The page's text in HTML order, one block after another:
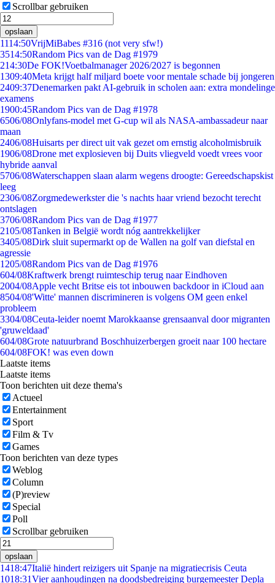
Scrollbar gebruiken
opslaan
1114:50VrijMiBabes #316 (not very sfw!)
3514:50Random Pics van de Dag #1979
214:30De FOK!Voetbalmanager 2026/2027 is begonnen
1309:40Meta krijgt half miljard boete voor mentale schade bij jongeren
2409:37Denemarken pakt AI-gebruik in scholen aan: extra mondelinge
examens
1900:45Random Pics van de Dag #1978
6506/08Onlyfans-model met G-cup wil als NASA-ambassadeur naar
maan
2406/08Huisarts per direct uit vak gezet om ernstig alcoholmisbruik
1906/08Drone met explosieven bij Duits vliegveld voedt vrees voor
hybride aanval
5706/08Waterschappen slaan alarm wegens droogte: Gereedschapskist
leeg
2306/08Zorgmedewerkster die 's nachts haar vriend bezocht terecht
ontslagen
3706/08Random Pics van de Dag #1977
2105/08Tanken in België wordt nóg aantrekkelijker
3405/08Dirk sluit supermarkt op de Wallen na golf van diefstal en
agressie
1205/08Random Pics van de Dag #1976
604/08Kraftwerk brengt ruimteschip terug naar Eindhoven
2004/08Apple vecht Britse eis tot inbouwen backdoor in iCloud aan
8504/08'Witte' mannen discrimineren is volgens OM geen enkel
probleem
3304/08Ceuta-leider noemt Marokkaanse grensaanval door migranten
'gruweldaad'
604/08Grote natuurbrand Boschhuizerbergen groeit naar 100 hectare
604/08FOK! was even down
Laatste items
Laatste items
Toon berichten uit deze thema's
Actueel
Entertainment
Sport
Film & Tv
Games
Toon berichten van deze types
Weblog
Column
(P)review
Special
Poll
Scrollbar gebruiken
opslaan
1418:47Italië hindert reizigers uit Spanje na migratiecrisis Ceuta
1018:31Vier aanhoudingen na doodsbedreiging burgemeester Depla